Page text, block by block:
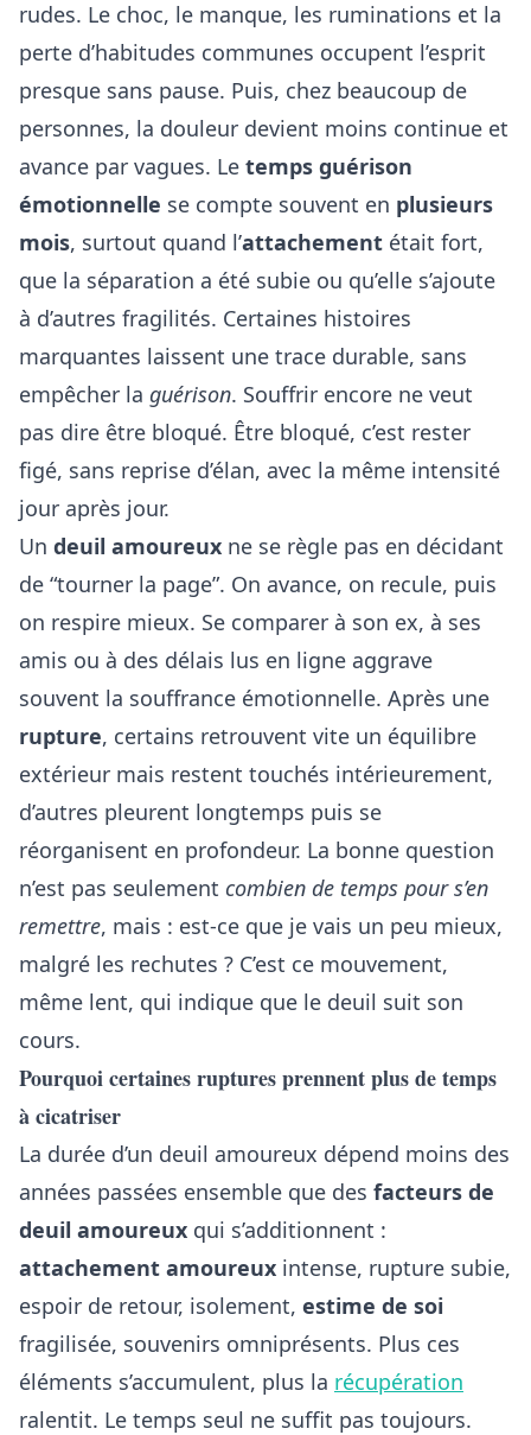
rudes. Le choc, le manque, les ruminations et la
perte d’habitudes communes occupent l’esprit
presque sans pause. Puis, chez beaucoup de
personnes, la douleur devient moins continue et
avance par vagues. Le temps guérison
émotionnelle se compte souvent en plusieurs
mois, surtout quand l’attachement était fort,
que la séparation a été subie ou qu’elle s’ajoute
à d’autres fragilités. Certaines histoires
marquantes laissent une trace durable, sans
empêcher la guérison. Souffrir encore ne veut
pas dire être bloqué. Être bloqué, c’est rester
figé, sans reprise d’élan, avec la même intensité
jour après jour.
Un deuil amoureux ne se règle pas en décidant
de “tourner la page”. On avance, on recule, puis
on respire mieux. Se comparer à son ex, à ses
amis ou à des délais lus en ligne aggrave
souvent la souffrance émotionnelle. Après une
rupture, certains retrouvent vite un équilibre
extérieur mais restent touchés intérieurement,
d’autres pleurent longtemps puis se
réorganisent en profondeur. La bonne question
n’est pas seulement combien de temps pour s’en
remettre, mais : est-ce que je vais un peu mieux,
malgré les rechutes ? C’est ce mouvement,
même lent, qui indique que le deuil suit son
cours.
Pourquoi certaines ruptures prennent plus de temps
à cicatriser
La durée d’un deuil amoureux dépend moins des
années passées ensemble que des facteurs de
deuil amoureux qui s’additionnent :
attachement amoureux intense, rupture subie,
espoir de retour, isolement, estime de soi
fragilisée, souvenirs omniprésents. Plus ces
éléments s’accumulent, plus la récupération
ralentit. Le temps seul ne suffit pas toujours.